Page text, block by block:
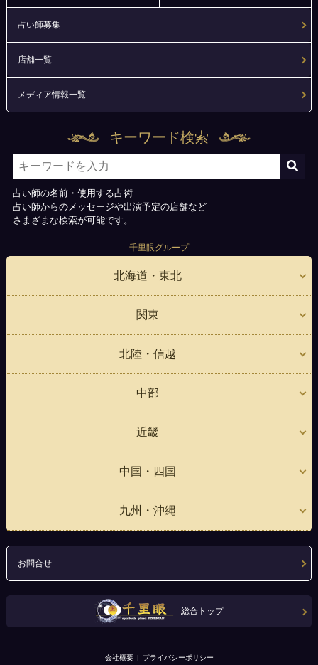
占い師募集
店舗一覧
メディア情報一覧
キーワード検索
占い師の名前・使用する占術
占い師からのメッセージや出演予定の店舗など
さまざまな検索が可能です。
千里眼グループ
北海道・東北
関東
北陸・信越
中部
近畿
中国・四国
九州・沖縄
お問合せ
総合トップ
会社概要 プライバシーポリシー